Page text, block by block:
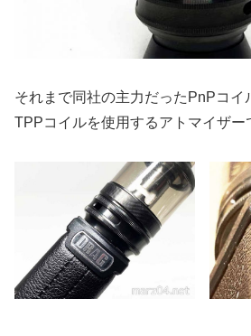
それまで同社の主力だったPnPコイ
TPPコイルを使用するアトマイザー